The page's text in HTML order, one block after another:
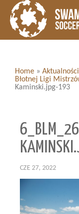
Home » Aktualności
Błotnej Ligi
Kaminski.jpg-193
CZE 27, 2022